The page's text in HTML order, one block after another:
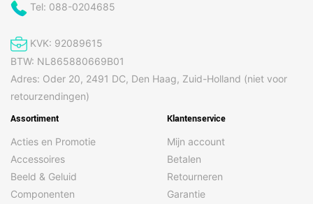
Tel: 088-0204685
KVK: 92089615
BTW: NL865880669B01
Adres: Oder 20, 2491 DC, Den Haag, Zuid-Holland (niet voor
retourzendingen)
Assortiment
Acties en Promotie
Accessoires
Beeld & Geluid
Componenten
Klantenservice
Mijn account
Betalen
Retourneren
Garantie